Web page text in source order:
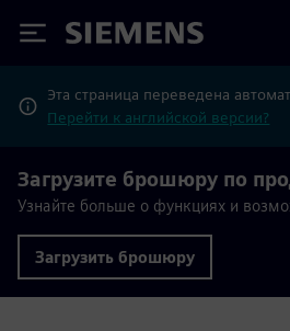
Siemens
Эта страница переведена
Перейти к английской версии?
Загрузите брошюру по
Узнайте больше о функциях и
Загрузить брошюру